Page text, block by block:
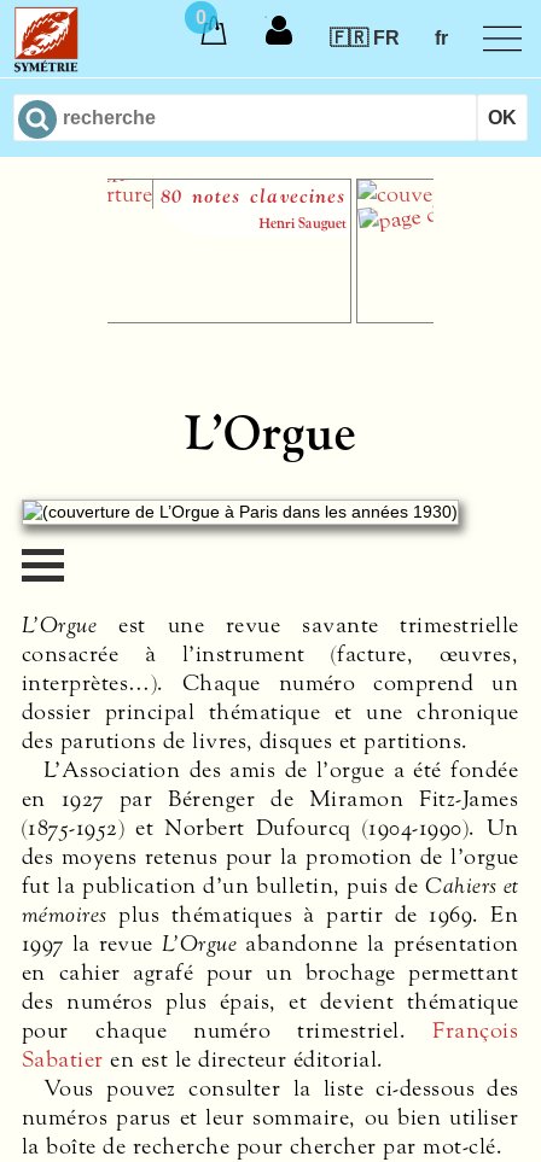
0
🇫🇷 FR
fr
80 notes clavecines
Henri Sauguet
L’Orgue
L’Orgue est une revue savante trimestrielle
consacrée à l’instrument (facture, œuvres,
interprètes…). Chaque numéro comprend un
dossier principal thématique et une chronique
des parutions de livres, disques et partitions.
L’Association des amis de l’orgue a été fondée
en 1927 par Bérenger de Miramon Fitz-James
(1875-1952) et Norbert Dufourcq (1904-1990). Un
des moyens retenus pour la promotion de l’orgue
fut la publication d’un bulletin, puis deCahiers et
mémoires plus thématiques à partir de 1969. En
1997 la revue L’Orgue abandonne la présentation
en cahier agrafé pour un brochage permettant
des numéros plus épais, et devient thématique
pour chaque numéro trimestriel.François
Sabatier en est le directeur éditorial.
Vous pouvez consulter la liste ci-dessous des
numéros parus et leur sommaire, ou bien utiliser
la boîte de recherche pour chercher par mot-clé.